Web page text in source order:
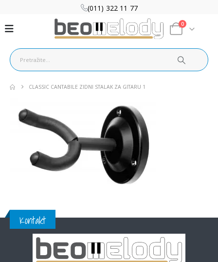
(011) 322 11 77
0
CLASSIC CANTABILE ZIDNI STALAK ZA GITARU 1
Kontakt